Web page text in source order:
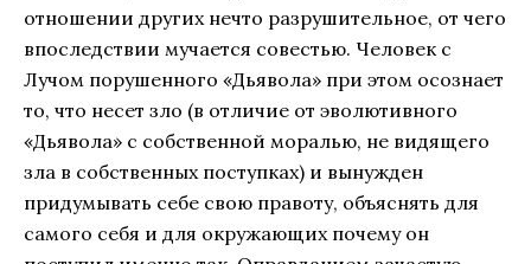
отношении других нечто разрушительное, от чего
впоследствии мучается совестью. Человек с
Лучом порушенного «Дьявола» при этом осознает
то, что несет зло (в отличие от эволютивного
«Дьявола» с собственной моралью, не видящего
зла в собственных поступках) и вынужден
придумывать себе свою правоту, объяснять для
самого себя и для окружающих почему он